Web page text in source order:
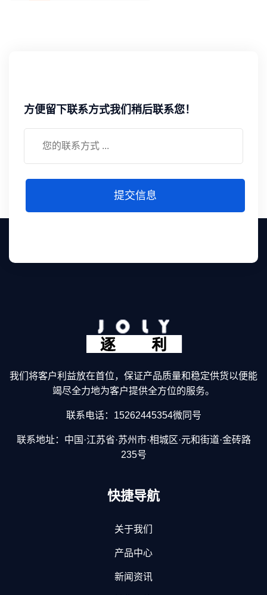
方便留下联系方式我们稍后联系您！
提交信息
我们将客户利益放在首位，保证产品质量和稳定供货以便能
竭尽全力地为客户提供全方位的服务。
联系电话：15262445354微同号
联系地址：中国·江苏省·苏州市·相城区·元和街道·金砖路
235号
快捷导航
关于我们
产品中心
新闻资讯